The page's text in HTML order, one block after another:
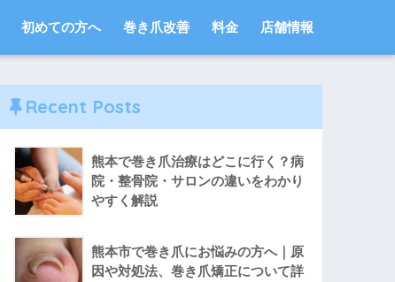
初めての方へ 巻き爪改善 料金 店舗情報
Recent Posts
熊本で巻き爪治療はどこに行く？病
院・整骨院・サロンの違いをわかり
やすく解説
熊本市で巻き爪にお悩みの方へ｜原
因や対処法、巻き爪矯正について詳